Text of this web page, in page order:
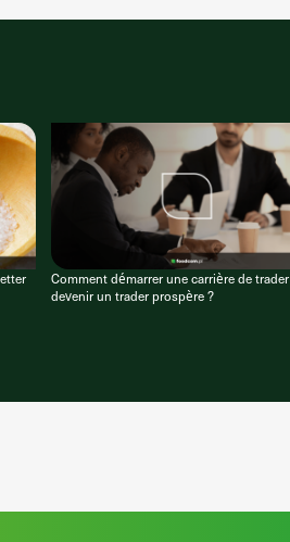
Comment démarrer une carrière de
devenir un trader prospère ?